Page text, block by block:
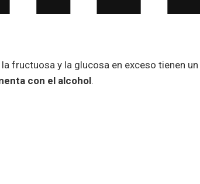
fructuosa y la glucosa en exceso tienen un
con el alcohol.